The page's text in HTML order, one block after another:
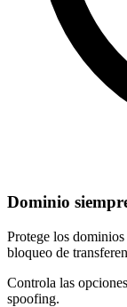
Dominio
Protege los dominios
bloqueo de
Controla las
spoofing.